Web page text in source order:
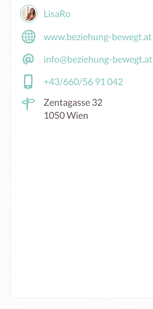
LisaRo
www.beziehung-bewegt.at
info@beziehung-bewegt.at
+43/660/56 91 042
Zentagasse 32
1050 Wien